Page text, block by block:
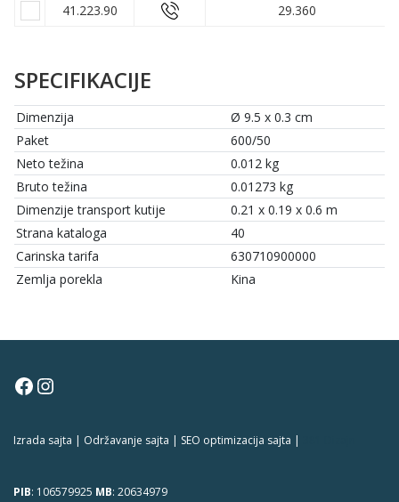
41.223.90
29.360
SPECIFIKACIJE
Dimenzija
Ø 9.5 x 0.3 cm
Paket
600/50
Neto težina
0.012 kg
Bruto težina
0.01273 kg
Dimenzije transport kutije
0.21 x 0.19 x 0.6 m
Strana kataloga
40
Carinska tarifa
630710900000
Zemlja porekla
Kina
Facebook
Instagram
Izrada sajta | Održavanje sajta | SEO optimizacija sajta |
PIB: 106579925 MB: 20634979